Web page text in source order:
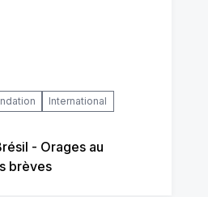
International
- Orages au
brèves